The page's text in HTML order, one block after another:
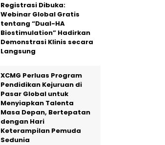
Registrasi Dibuka:
Webinar Global Gratis
tentang “Dual-HA
Biostimulation” Hadirkan
Demonstrasi Klinis secara
Langsung
XCMG Perluas Program
Pendidikan Kejuruan di
Pasar Global untuk
Menyiapkan Talenta
Masa Depan, Bertepatan
dengan Hari
Keterampilan Pemuda
Sedunia